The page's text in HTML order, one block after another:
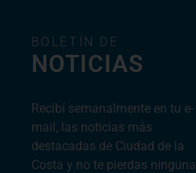
BOLETÍN DE
NOTICIAS
Recibí semanalmente en tu e-
mail, las noticias más
destacadas de Ciudad de la
Costa y no te pierdas ninguna